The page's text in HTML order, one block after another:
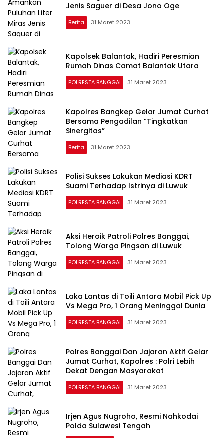
Jenis Saguer di Desa Jono Oge
Berita 31 Maret 2023
Kapolsek Balantak, Hadiri Peresmian
Rumah Dinas Camat Balantak Utara
POLRESTA BANGGAI 31 Maret 2023
Kapolres Bangkep Gelar Jumat Curhat
Bersama Pengadilan ”Tingkatkan
Sinergitas”
Berita 31 Maret 2023
Polisi Sukses Lakukan Mediasi KDRT
Suami Terhadap Istrinya di Luwuk
POLRESTA BANGGAI 31 Maret 2023
Aksi Heroik Patroli Polres Banggai,
Tolong Warga Pingsan di Luwuk
POLRESTA BANGGAI 31 Maret 2023
Laka Lantas di Toili Antara Mobil Pick Up
Vs Mega Pro, 1 Orang Meninggal Dunia
POLRESTA BANGGAI 31 Maret 2023
Polres Banggai Dan Jajaran Aktif Gelar
Jumat Curhat, Kapolres : Polri Lebih
Dekat Dengan Masyarakat
POLRESTA BANGGAI 31 Maret 2023
Irjen Agus Nugroho, Resmi Nahkodai
Polda Sulawesi Tengah